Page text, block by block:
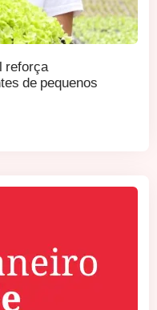
reforça
de pequenos